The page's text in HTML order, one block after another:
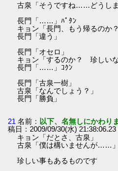
古泉「そうですね……どうしま
長門「……」ﾊﾟﾀﾝ
キョン「長門、もう帰るのか
長門「違う」
長門「オセロ」
キョン「するのか？ 珍しいな
長門「……」ｺｸﾝ
長門「古泉一樹」
古泉「なんでしょう？」
長門「勝負」
21 名前： 以下、名無しにかわり
稿日：2009/09/30(水)
キョン「だとさ、古泉」
古泉「僕は構いませんが……」
珍しい事もあるものです